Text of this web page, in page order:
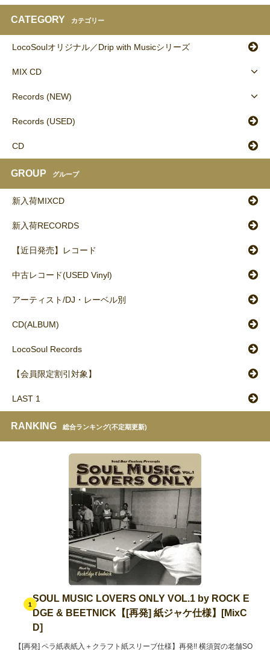
CATEGORY カテゴリー
LocoSoulオリジナル／Drip with Musicシリーズ
MIX CD
Records (NEW)
Records (USED)
CD
GROUP グループ
新入荷MIXCD
新入荷RECORDS
【近日発売】レコード
中古レコード(USED Vinyl)
アーティスト/DJ・レーベル別
CD(ALBUM)
LocoSoul Records
【会員限定割引対象】
LAST 1
RANKING 総合ランキング(不定期更新)
1
SOUL MUSIC LOVERS ONLY VOL.1 by ROCK E
DGE & BEETNICK【[再発] 紙ジャケ仕様】[MixC
D]
【[再発] ペラ紙表紙入＋クラフト紙スリーブ仕様】再発!! 横須賀の老舗SO